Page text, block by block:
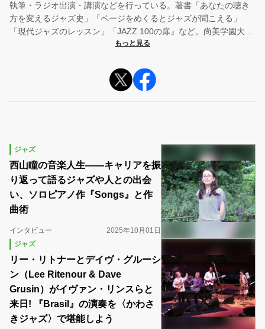
執筆・ラジオ出演・講演などを行っている。著書「あなたの聴き
方を変えるジャズ史」「ページをめくるとジャズが聞こえる」
「現代ジャズのレッスン」「JAZZ 100の扉』など。尚美学園大学
ジャズ
西山瞳の音楽人生――キャリアを振
り返って語るジャズや人との出会
い、ソロピアノ作『Songs』と作
曲術
インタビュー
2025年10月01日
ジャズ
リー・リトナーとデイヴ・グルーシ
ン（Lee Ritenour & Dave
Grusin）がイヴァン・リンスらと
来日! 『Brasil』の演奏を〈かわさ
きジャズ〉で堪能しよう